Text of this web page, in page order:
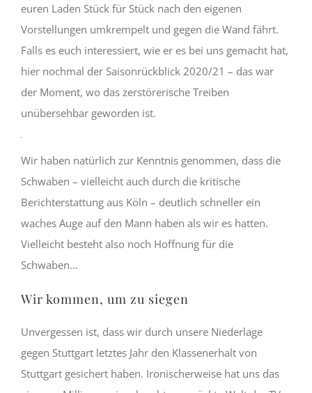
euren Laden Stück für Stück nach den eigenen
Vorstellungen umkrempelt und gegen die Wand fährt.
Falls es euch interessiert, wie er es bei uns gemacht hat,
hier nochmal der Saisonrückblick 2020/21 – das war
der Moment, wo das zerstörerische Treiben
unübersehbar geworden ist.
Mit
dem
Laden
des
akzeptieren
die
Datenschutzerklärung
von
erfahren
Video
immer
entsperren
Wir haben natürlich zur Kenntnis genommen, dass die
Schwaben – vielleicht auch durch die kritische
Berichterstattung aus Köln – deutlich schneller ein
waches Auge auf den Mann haben als wir es hatten.
Vielleicht besteht also noch Hoffnung für die
Schwaben…
Wir kommen, um zu siegen
Unvergessen ist, dass wir durch unsere Niederlage
gegen Stuttgart letztes Jahr den Klassenerhalt von
Stuttgart gesichert haben. Ironischerweise hat uns das